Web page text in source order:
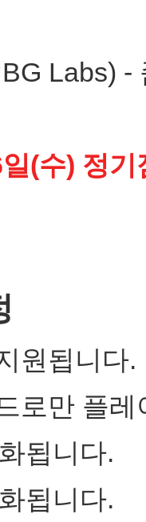
Labs)
(수) 정
원됩니다.
로만 플
됩니다.
됩니다.